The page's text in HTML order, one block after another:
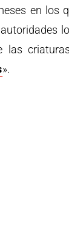
en los
las
».